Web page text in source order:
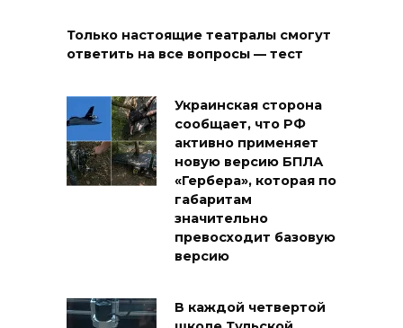
Только настоящие театралы смогут
ответить на все вопросы — тест
Украинская сторона
сообщает, что РФ
активно применяет
новую версию БПЛА
«Гербера», которая по
габаритам
значительно
превосходит базовую
версию
В каждой четвертой